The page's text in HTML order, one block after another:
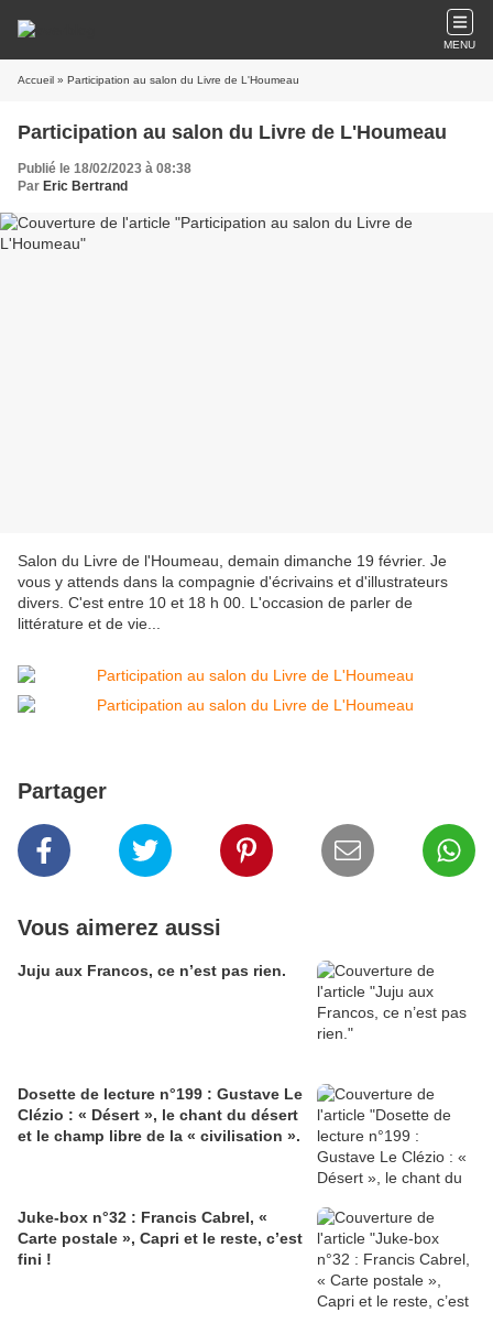
MENU
Accueil » Participation au salon du Livre de L'Houmeau
Participation au salon du Livre de L'Houmeau
Publié le 18/02/2023 à 08:38
Par Eric Bertrand
Salon du Livre de l'Houmeau, demain dimanche 19 février. Je
vous y attends dans la compagnie d'écrivains et d'illustrateurs
divers. C'est entre 10 et 18 h 00. L'occasion de parler de
littérature et de vie...
Partager
Vous aimerez aussi
Juju aux Francos, ce n’est pas rien.
Dosette de lecture n°199 : Gustave Le
Clézio : « Désert », le chant du désert
et le champ libre de la « civilisation ».
Juke-box n°32 : Francis Cabrel, «
Carte postale », Capri et le reste, c’est
fini !